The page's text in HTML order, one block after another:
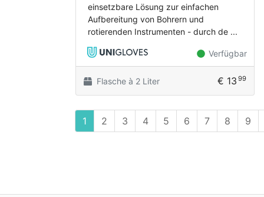
einsetzbare Lösung zur einfachen
Aufbereitung von Bohrern und
rotierenden Instrumenten - durch de ...
Verfügbar
Flasche à 2 Liter € 13 99
1 2 3 4 5 6 7 8 9